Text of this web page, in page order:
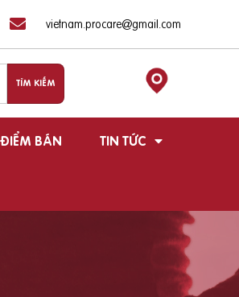
vietnam.procare@gmail.com
ĐIỂM BÁN TIN TỨC